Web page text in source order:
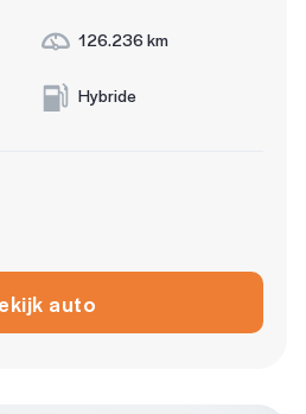
126.236 km
Hybride
auto